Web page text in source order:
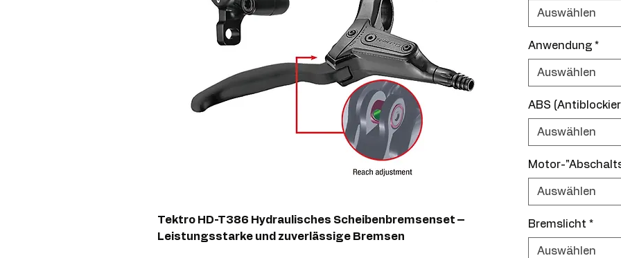
Tektro HD-T386 Hydraulisches Scheibenbremsenset –
Leistungsstarke und zuverlässige Bremsen
Auswählen
Anwendung *
Auswählen
ABS
Auswählen
Motor-
Auswählen
Bremslicht *
Auswählen